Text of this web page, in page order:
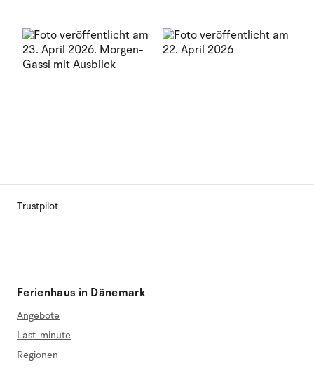
Trustpilot
Ferienhaus in Dänemark
Angebote
Last-minute
Regionen